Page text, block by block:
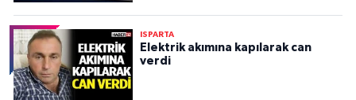
ISPARTA
Elektrik akımına kapılarak can
verdi